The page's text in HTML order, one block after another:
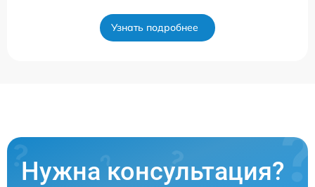
Узнать подробнее
Нужна консультация?